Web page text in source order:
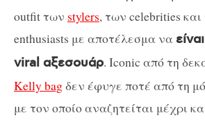
outfit των stylers, των celebrities
enthusiasts με αποτέλεσμα να
viral αξεσουάρ. Iconic από τη
Kelly bagδεν έφυγε ποτέ από τη
με τον οποίο αναζητείται μέχρι